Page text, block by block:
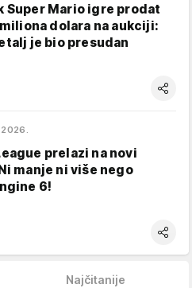
Super Mario igre prodat
dolara na aukciji:
je bio presudan
prelazi na novi
manje ni više nego
6!
Najčitanije